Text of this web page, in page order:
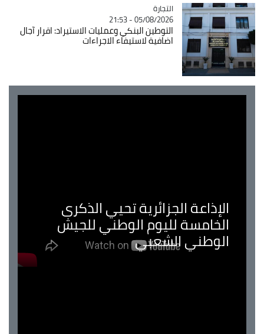
Catégorie
التجارة
05/08/2026 - 21:53
التوطين البنكي وعمليات الاستيراد: اقرار آجال
اضافية لاستيفاء الاجراءات
الإذاعة الجزائرية تحيي الذكرى
الخامسة لليوم الوطني للجيش
الوطني الشعبي